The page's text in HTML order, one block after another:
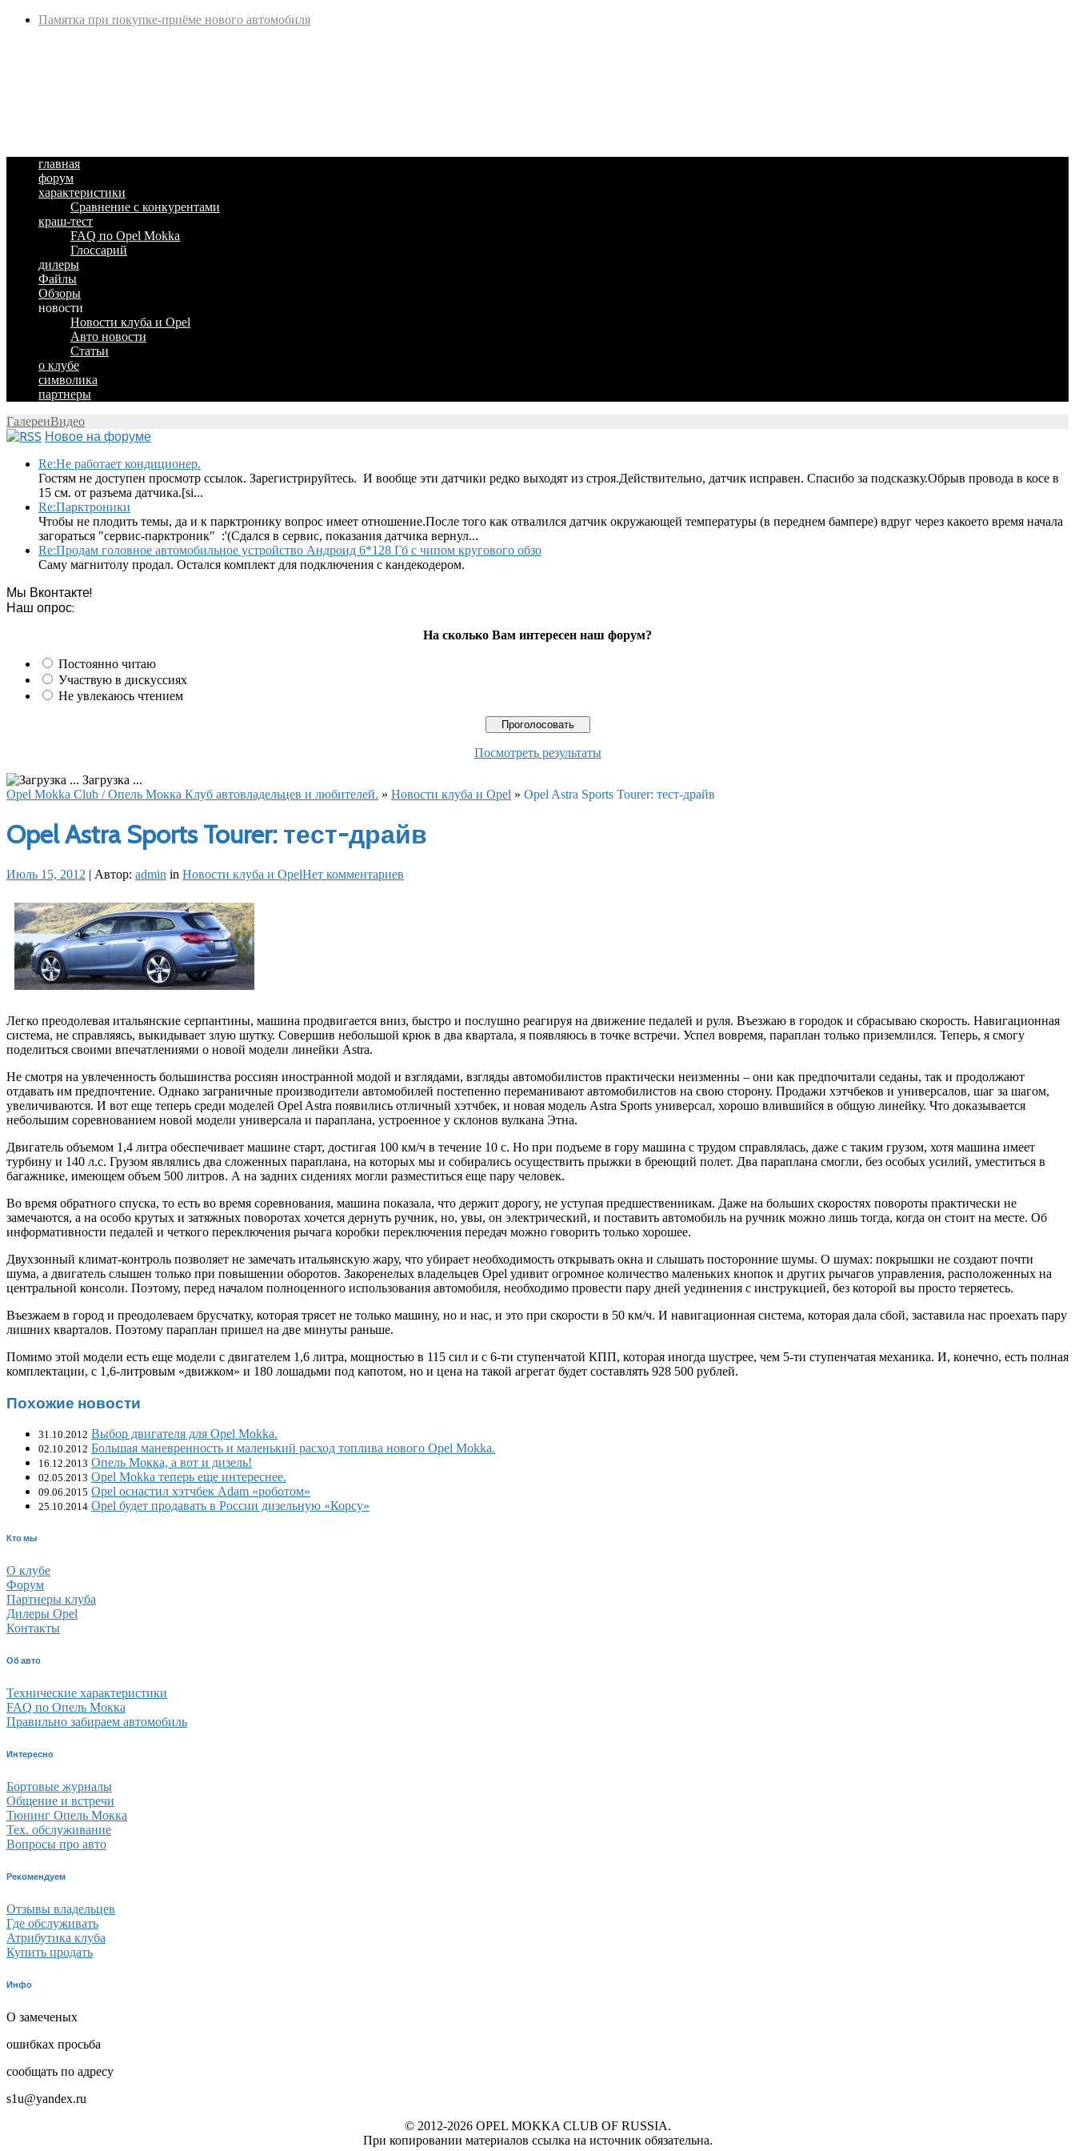
Памятка при покупке-приёме нового автомобиля
главная
форум
характеристики
Сравнение с конкурентами
краш-тест
FAQ по Opel Mokka
Глоссарий
дилеры
Файлы
Обзоры
новости
Новости клуба и Opel
Авто новости
Статьи
о клубе
символика
партнеры
ГалереиВидео
Новое на форуме
Re:Не работает кондиционер.
Гостям не доступен просмотр ссылок. Зарегистрируйтесь. И вообще эти датчики редко выходят из строя.Действительно, датчик исправен. Спасибо за подсказку.Обрыв провода в косе в
15 см. от разъема датчика.[si...
Re:Парктроники
Чтобы не плодить темы, да и к парктронику вопрос имеет отношение.После того как отвалился датчик окружающей температуры (в переднем бампере) вдруг через какоето время начала
загораться "сервис-парктроник" :'(Сдался в сервис, показания датчика вернул...
Re:Продам головное автомобильное устройство Андроид 6*128 Гб с чипом кругового обзо
Саму магнитолу продал. Остался комплект для подключения с кандекодером.
Мы Вконтакте!
Наш опрос:
На сколько Вам интересен наш форум?
Постоянно читаю
Участвую в дискуссиях
Не увлекаюсь чтением
Посмотреть результаты
Загрузка ...
Opel Mokka Club / Опель Мокка Клуб автовладельцев и любителей. » Новости клуба и Opel » Opel Astra Sports Tourer: тест-драйв
Opel Astra Sports Tourer: тест-драйв
Июль 15, 2012 | Автор: admin in Новости клуба и OpelНет комментариев
Легко преодолевая итальянские серпантины, машина продвигается вниз, быстро и послушно реагируя на движение педалей и руля. Въезжаю в городок и сбрасываю скорость. Навигационная
система, не справляясь, выкидывает злую шутку. Совершив небольшой крюк в два квартала, я появляюсь в точке встречи. Успел вовремя, параплан только приземлился. Теперь, я смогу
поделиться своими впечатлениями о новой модели линейки Astra.
Не смотря на увлеченность большинства россиян иностранной модой и взглядами, взгляды автомобилистов практически неизменны – они как предпочитали седаны, так и продолжают
отдавать им предпочтение. Однако заграничные производители автомобилей постепенно переманивают автомобилистов на свою сторону. Продажи хэтчбеков и универсалов, шаг за шагом,
увеличиваются. И вот еще теперь среди моделей Opel Astra появились отличный хэтчбек, и новая модель Astra Sports универсал, хорошо влившийся в общую линейку. Что доказывается
небольшим соревнованием новой модели универсала и параплана, устроенное у склонов вулкана Этна.
Двигатель объемом 1,4 литра обеспечивает машине старт, достигая 100 км/ч в течение 10 с. Но при подъеме в гору машина с трудом справлялась, даже с таким грузом, хотя машина имеет
турбину и 140 л.с. Грузом являлись два сложенных параплана, на которых мы и собирались осуществить прыжки в бреющий полет. Два параплана смогли, без особых усилий, уместиться в
багажнике, имеющем объем 500 литров. А на задних сидениях могли разместиться еще пару человек.
Во время обратного спуска, то есть во время соревнования, машина показала, что держит дорогу, не уступая предшественникам. Даже на больших скоростях повороты практически не
замечаются, а на особо крутых и затяжных поворотах хочется дернуть ручник, но, увы, он электрический, и поставить автомобиль на ручник можно лишь тогда, когда он стоит на месте. Об
информативности педалей и четкого переключения рычага коробки переключения передач можно говорить только хорошее.
Двухзонный климат-контроль позволяет не замечать итальянскую жару, что убирает необходимость открывать окна и слышать посторонние шумы. О шумах: покрышки не создают почти
шума, а двигатель слышен только при повышении оборотов. Закоренелых владельцев Opel удивит огромное количество маленьких кнопок и других рычагов управления, расположенных на
центральной консоли. Поэтому, перед началом полноценного использования автомобиля, необходимо провести пару дней уединения с инструкцией, без которой вы просто теряетесь.
Въезжаем в город и преодолеваем брусчатку, которая трясет не только машину, но и нас, и это при скорости в 50 км/ч. И навигационная система, которая дала сбой, заставила нас проехать пару
лишних кварталов. Поэтому параплан пришел на две минуты раньше.
Помимо этой модели есть еще модели с двигателем 1,6 литра, мощностью в 115 сил и с 6-ти ступенчатой КПП, которая иногда шустрее, чем 5-ти ступенчатая механика. И, конечно, есть полная
комплектации, с 1,6-литровым «движком» и 180 лошадьми под капотом, но и цена на такой агрегат будет составлять 928 500 рублей.
Похожие новости
31.10.2012 Выбор двигателя для Opel Mokka.
02.10.2012 Большая маневренность и маленький расход топлива нового Opel Mokka.
16.12.2013 Опель Мокка, а вот и дизель!
02.05.2013 Opel Mokka теперь еще интереснее.
09.06.2015 Opel оснастил хэтчбек Adam «роботом»
25.10.2014 Opel будет продавать в России дизельную «Корсу»
Кто мы
О клубе
Форум
Партнеры клуба
Дилеры Opel
Контакты
Об авто
Технические характеристики
FAQ по Опель Мокка
Правильно забираем автомобиль
Интересно
Бортовые журналы
Общение и встречи
Тюнинг Опель Мокка
Тех. обслуживание
Вопросы про авто
Рекомендуем
Отзывы владельцев
Где обслуживать
Атрибутика клуба
Купить продать
Инфо
О замеченых
ошибках просьба
сообщать по адресу
s1u@yandex.ru
© 2012-2026 OPEL MOKKA CLUB OF RUSSIA.
При копировании материалов ссылка на источник обязательна.